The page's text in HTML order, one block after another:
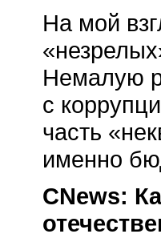
На мой
Немалую
с
часть
именно
CNews: